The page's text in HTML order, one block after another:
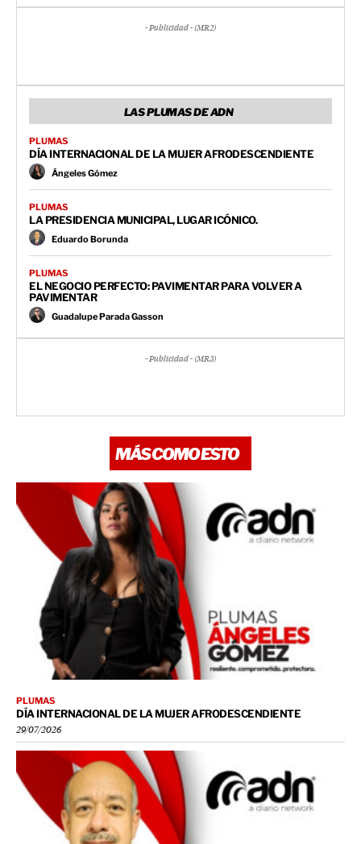
- Publicidad - (MR2)
LAS PLUMAS DE ADN
PLUMAS
DÍA INTERNACIONAL DE LA MUJER AFRODESCENDIENTE
Ángeles Gómez
PLUMAS
LA PRESIDENCIA MUNICIPAL, LUGAR ICÓNICO.
Eduardo Borunda
PLUMAS
EL NEGOCIO PERFECTO: PAVIMENTAR PARA VOLVER A
PAVIMENTAR
Guadalupe Parada Gasson
- Publicidad - (MR3)
MÁS COMO ESTO
PLUMAS
DÍA INTERNACIONAL DE LA MUJER AFRODESCENDIENTE
29/07/2026